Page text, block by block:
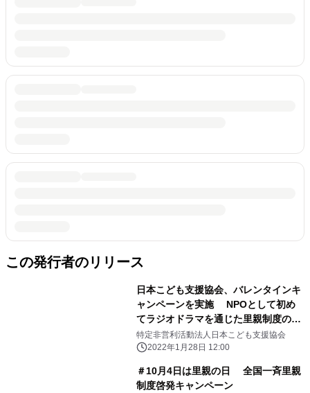
この発行者のリリース
日本こども支援協会、バレンタインキ
ャンペーンを実施 NPOとして初め
てラジオドラマを通じた里親制度の啓
発
特定非営利活動法人日本こども支援協会
2022年1月28日 12:00
＃10月4日は里親の日 全国一斉里親
制度啓発キャンペーン